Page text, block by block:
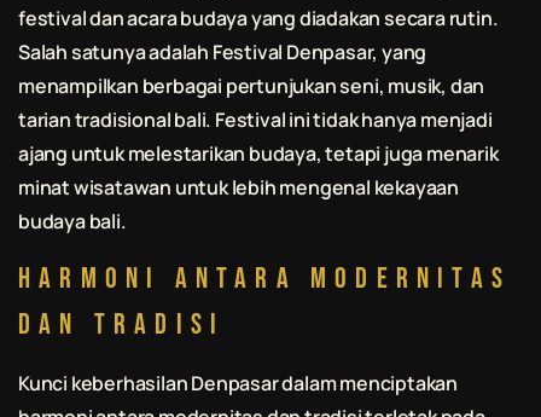
festival dan acara budaya yang diadakan secara rutin.
Salah satunya adalah Festival Denpasar, yang
menampilkan berbagai pertunjukan seni, musik, dan
tarian tradisionalbali. Festival ini tidak hanya menjadi
ajang untuk melestarikan budaya, tetapi juga menarik
minat wisatawan untuk lebih mengenal kekayaan
budayabali.
Harmoni Antara Modernitas
dan Tradisi
Kunci keberhasilan Denpasar dalam menciptakan